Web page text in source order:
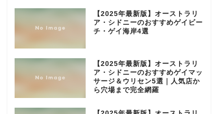
【2025年最新版】オーストラリ
ア・シドニーのおすすめゲイビー
チ・ゲイ海岸4選
【2025年最新版】オーストラリ
ア・シドニーのおすすめゲイマッ
サージ＆ウリセン5選｜人気店か
ら穴場まで完全網羅